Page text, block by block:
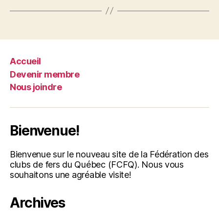
Accueil
Devenir membre
Nous joindre
Bienvenue!
Bienvenue sur le nouveau site de la Fédération des
clubs de fers du Québec (FCFQ). Nous vous
souhaitons une agréable visite!
Archives